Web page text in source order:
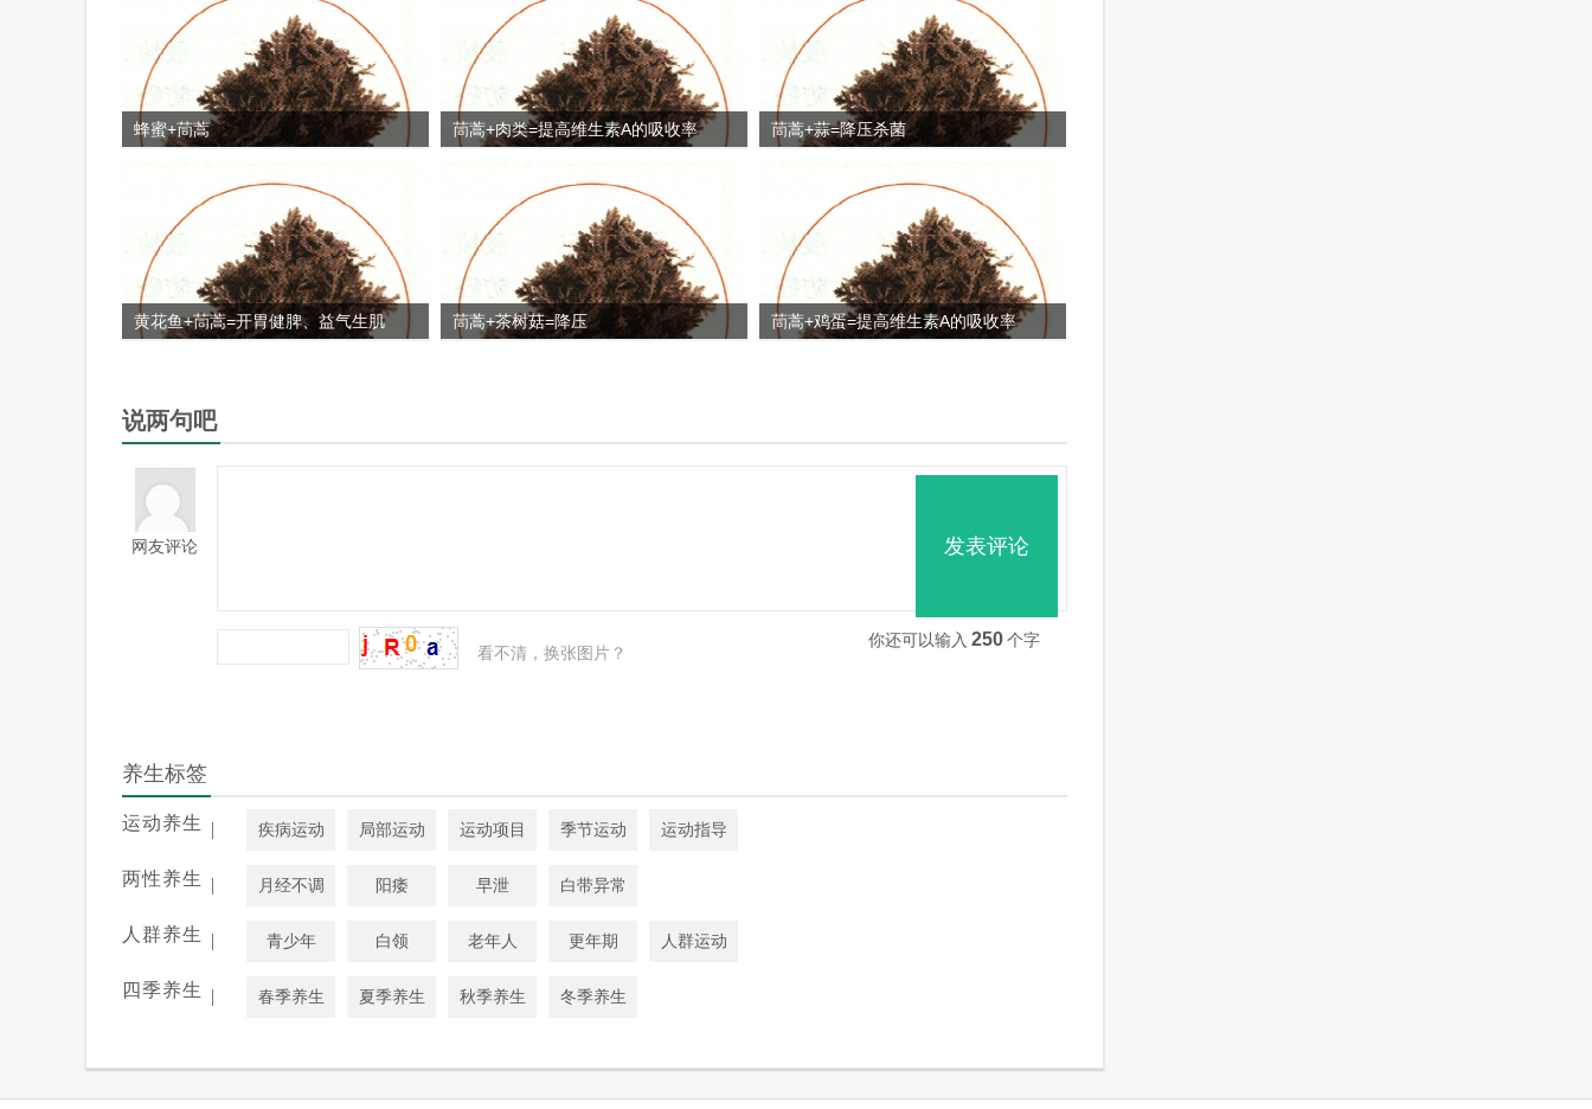
蜂蜜+茼蒿 茼蒿+肉类=提高维生素A的吸收率 茼蒿+蒜=降压杀菌
黄花鱼+茼蒿=开胃健脾、益气生肌 茼蒿+茶树菇=降压 茼蒿+鸡蛋=提高维生素A的吸收率
说两句吧
网友评论 发表评论
看不清，换张图片？
你还可以输入 250个字
养生标签
运动养生 | 疾病运动 局部运动 运动项目 季节运动 运动指导
两性养生 | 月经不调 阳痿 早泄 白带异常
人群养生 | 青少年 白领 老年人 更年期 人群运动
四季养生 | 春季养生 夏季养生 秋季养生 冬季养生